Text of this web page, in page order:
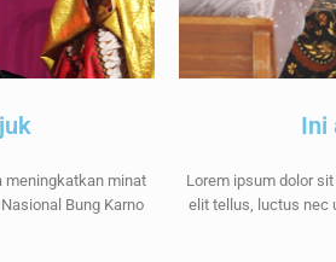
meningkatkan minat
Bung Karno
Ini
Lorem ipsum dolor
elit tellus, luctus nec